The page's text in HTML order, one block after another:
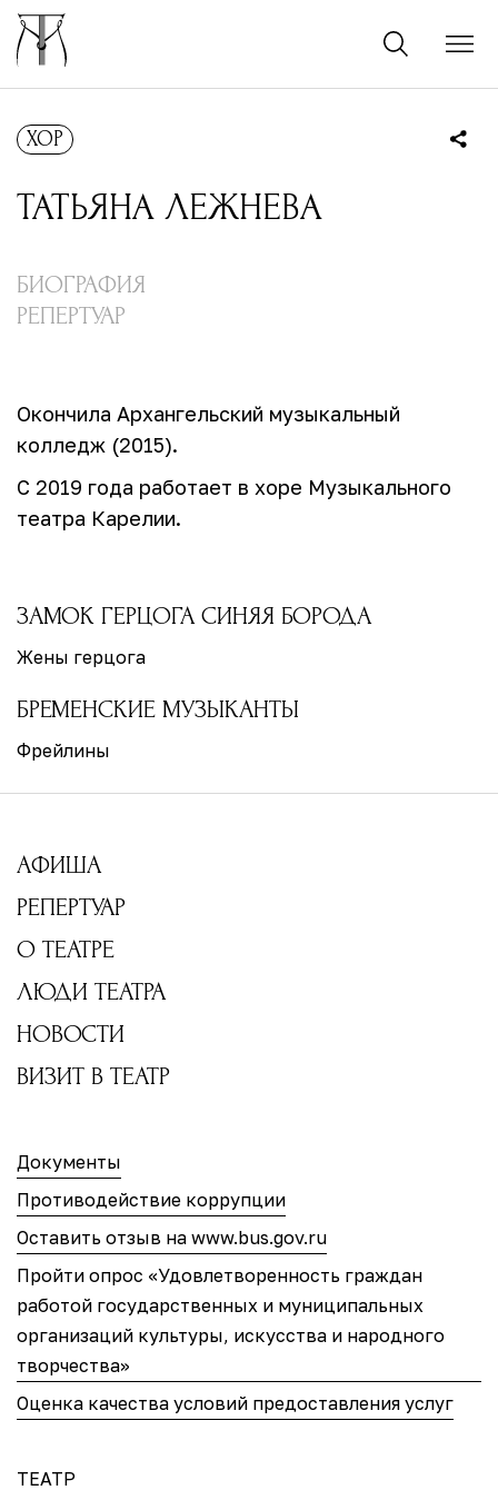
ХОР
ТАТЬЯНА ЛЕЖНЕВА
БИОГРАФИЯ
РЕПЕРТУАР
Окончила Архангельский музыкальный
колледж (2015).
С 2019 года работает в хоре Музыкального
театра Карелии.
ЗАМОК ГЕРЦОГА СИНЯЯ БОРОДА
Жены герцога
БРЕМЕНСКИЕ МУЗЫКАНТЫ
Фрейлины
АФИША
РЕПЕРТУАР
О ТЕАТРЕ
ЛЮДИ ТЕАТРА
НОВОСТИ
ВИЗИТ В ТЕАТР
Документы
Противодействие коррупции
Оставить отзыв на www.bus.gov.ru
Пройти опрос «Удовлетворенность граждан
работой государственных и муниципальных
организаций культуры, искусства и народного
творчества»
Оценка качества условий предоставления услуг
ТЕАТР